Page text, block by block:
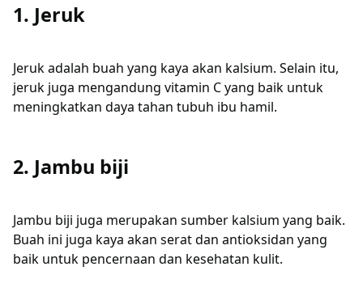
1. Jeruk
Jeruk adalah buah yang kaya akan kalsium. Selain itu,
jeruk juga mengandung vitamin C yang baik untuk
meningkatkan daya tahan tubuh ibu hamil.
2. Jambu biji
Jambu biji juga merupakan sumber kalsium yang baik.
Buah ini juga kaya akan serat dan antioksidan yang
baik untuk pencernaan dan kesehatan kulit.